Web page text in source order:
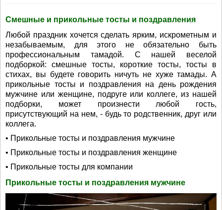
Смешные и прикольные тосты и поздравления
Любой праздник хочется сделать ярким, искрометным и
незабываемым, для этого не обязательно быть
профессиональным тамадой. С нашей веселой
подборкой: смешные тосты, короткие тосты, тосты в
стихах, вы будете говорить ничуть не хуже тамады. А
прикольные тосты и поздравления на день рождения
мужчине или женщине, подруге или коллеге, из нашей
подборки, может произнести любой гость,
присутствующий на нем, - будь то родственник, друг или
коллега.
• Прикольные тосты и поздравления мужчине
• Прикольные тосты и поздравления женщине
• Прикольные тосты для компании
Прикольные тосты и поздравления мужчине